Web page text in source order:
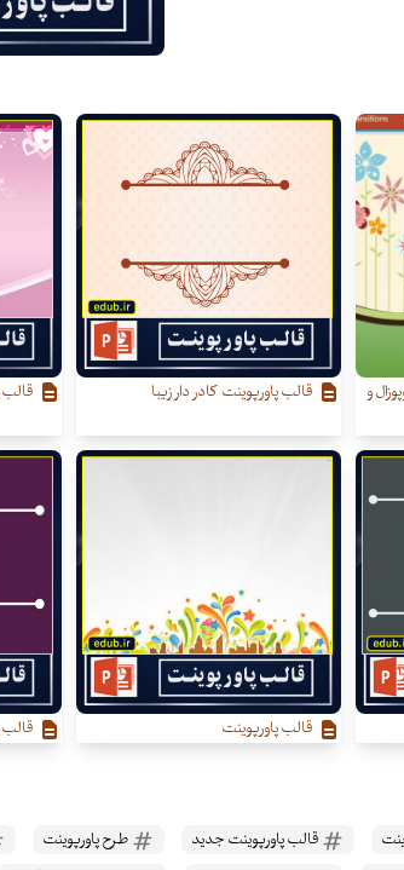
و
قالب پاورپوینت کادر دار زیبا قالب
قالب پاورپوینت قالب
قالب پاورپوینت جدید طرح پاورپوینت